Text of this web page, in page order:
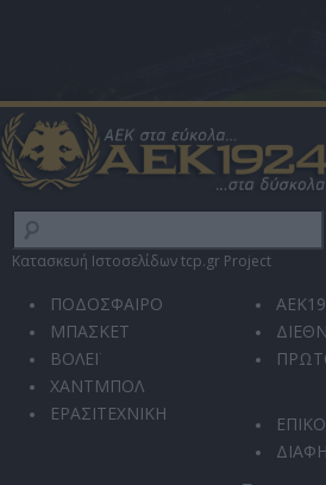
Κατασκευή Ιστοσελίδων tcp.gr Project
ΠΟΔΟΣΦΑΙΡΟ
ΜΠΑΣΚΕΤ
ΒΟΛΕΪ
ΧΑΝΤΜΠΟΛ
ΕΡΑΣΙΤΕΧΝΙΚΗ